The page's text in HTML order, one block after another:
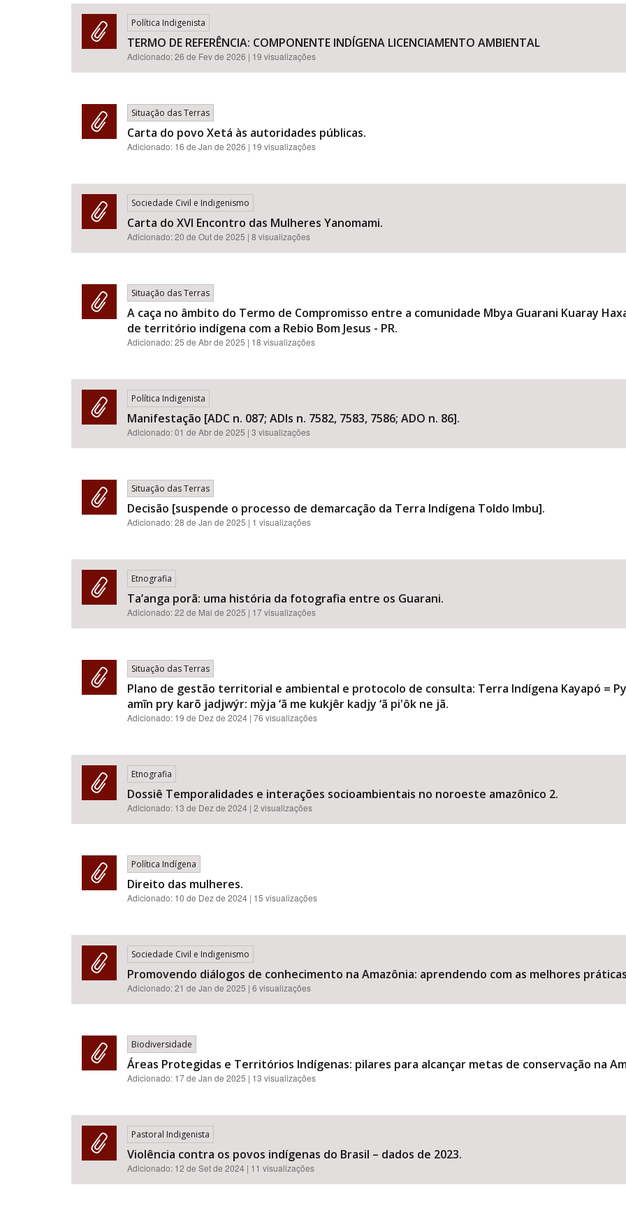
Política Indigenista
TERMO DE REFERÊNCIA: COMPONENTE INDÍGENA LICENCIAMENTO AMBIENTAL
Adicionado:26 de Fev de 2026 | 19 visualizações
Situação das Terras
Carta do povo Xetá às autoridades públicas.
Adicionado: 16 de Jan de 2026 | 19 visualizações
Sociedade Civil e Indigenismo
Carta do XVI Encontro das Mulheres Yanomami.
Adicionado:20 de Out de 2025 | 8 visualizações
Situação das Terras
A caça no âmbito do Termo de Compromisso entre a comunidade Mbya Guarani Kuaray
de território indígena com a Rebio Bom Jesus - PR.
Adicionado:25 de Abr de 2025 | 18 visualizações
Política Indigenista
Manifestação [ADC n. 087; ADIs n. 7582, 7583, 7586; ADO n. 86].
Adicionado:01 de Abr de 2025 | 3 visualizações
Situação das Terras
Decisão [suspende o processo de demarcação da Terra Indígena Toldo Imbu].
Adicionado:28 de Jan de 2025 | 1 visualizações
Etnografia
Ta’anga porã: uma história da fotografia entre os Guarani.
Adicionado:22 de Mai de 2025 | 17 visualizações
Situação das Terras
Plano de gestão territorial e ambiental e protocolo de consulta: Terra Indígena Kayapó =
amĩn pry karõ jadjwýr: mỳja ‘ã me kukjêr kadjy ‘ã pi'ôk ne jã.
Adicionado: 19 de Dez de 2024 | 76 visualizações
Etnografia
Dossiê Temporalidades e interações socioambientais no noroeste amazônico 2.
Adicionado: 13 de Dez de 2024 | 2 visualizações
Política Indígena
Direito das mulheres.
Adicionado: 10 de Dez de 2024 | 15 visualizações
Sociedade Civil e Indigenismo
Promovendo diálogos de conhecimento na Amazônia: aprendendo com as melhores
Adicionado:21 de Jan de 2025 | 6 visualizações
Biodiversidade
Áreas Protegidas e Territórios Indígenas: pilares para alcançar metas de conservação na
Adicionado: 17 de Jan de 2025 | 13 visualizações
Pastoral Indigenista
Violência contra os povos indígenas do Brasil – dados de 2023.
Adicionado: 12 de Set de 2024 | 11 visualizações